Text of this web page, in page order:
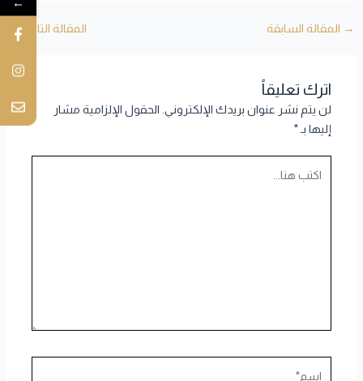
→ المقالة السابقة المقالة التالية←
اترك تعليقاً
لن يتم نشر عنوان بريدك الإلكتروني. الحقول الإلزامية مشار
إليها بـ*